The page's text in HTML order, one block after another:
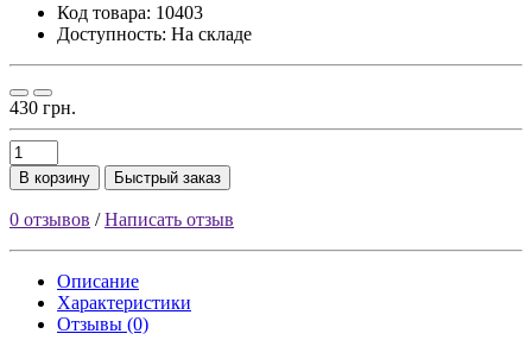
Код товара: 10403
Доступность: На складе
430 грн.
В корзину Быстрый заказ
0 отзывов /Написать отзыв
Описание
Характеристики
Отзывы (0)